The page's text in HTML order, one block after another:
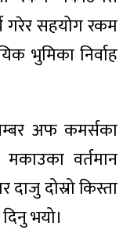
गरेर सहयोग रकम
भुमिका निर्वाह
अफ कमर्सका
वर्तमान
दोस्रो किस्ता
भयो।